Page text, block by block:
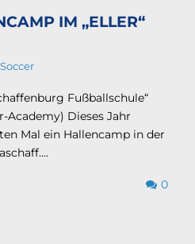
IM „ELLER“
Fußballschule“
Academy) Dieses Jahr
Mal ein Hallencamp in der
0